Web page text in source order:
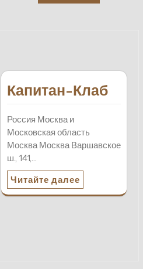
Капитан-Клаб
Россия Москва и
Московская область
Москва Москва Варшавское
ш., 141,…
Читайте далее